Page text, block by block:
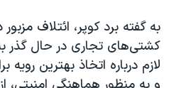
به گفته برد کوپر، ائتلاف
کشتی‌های تجاری در حال گذر
لازم درباره اتخاذ بهترین